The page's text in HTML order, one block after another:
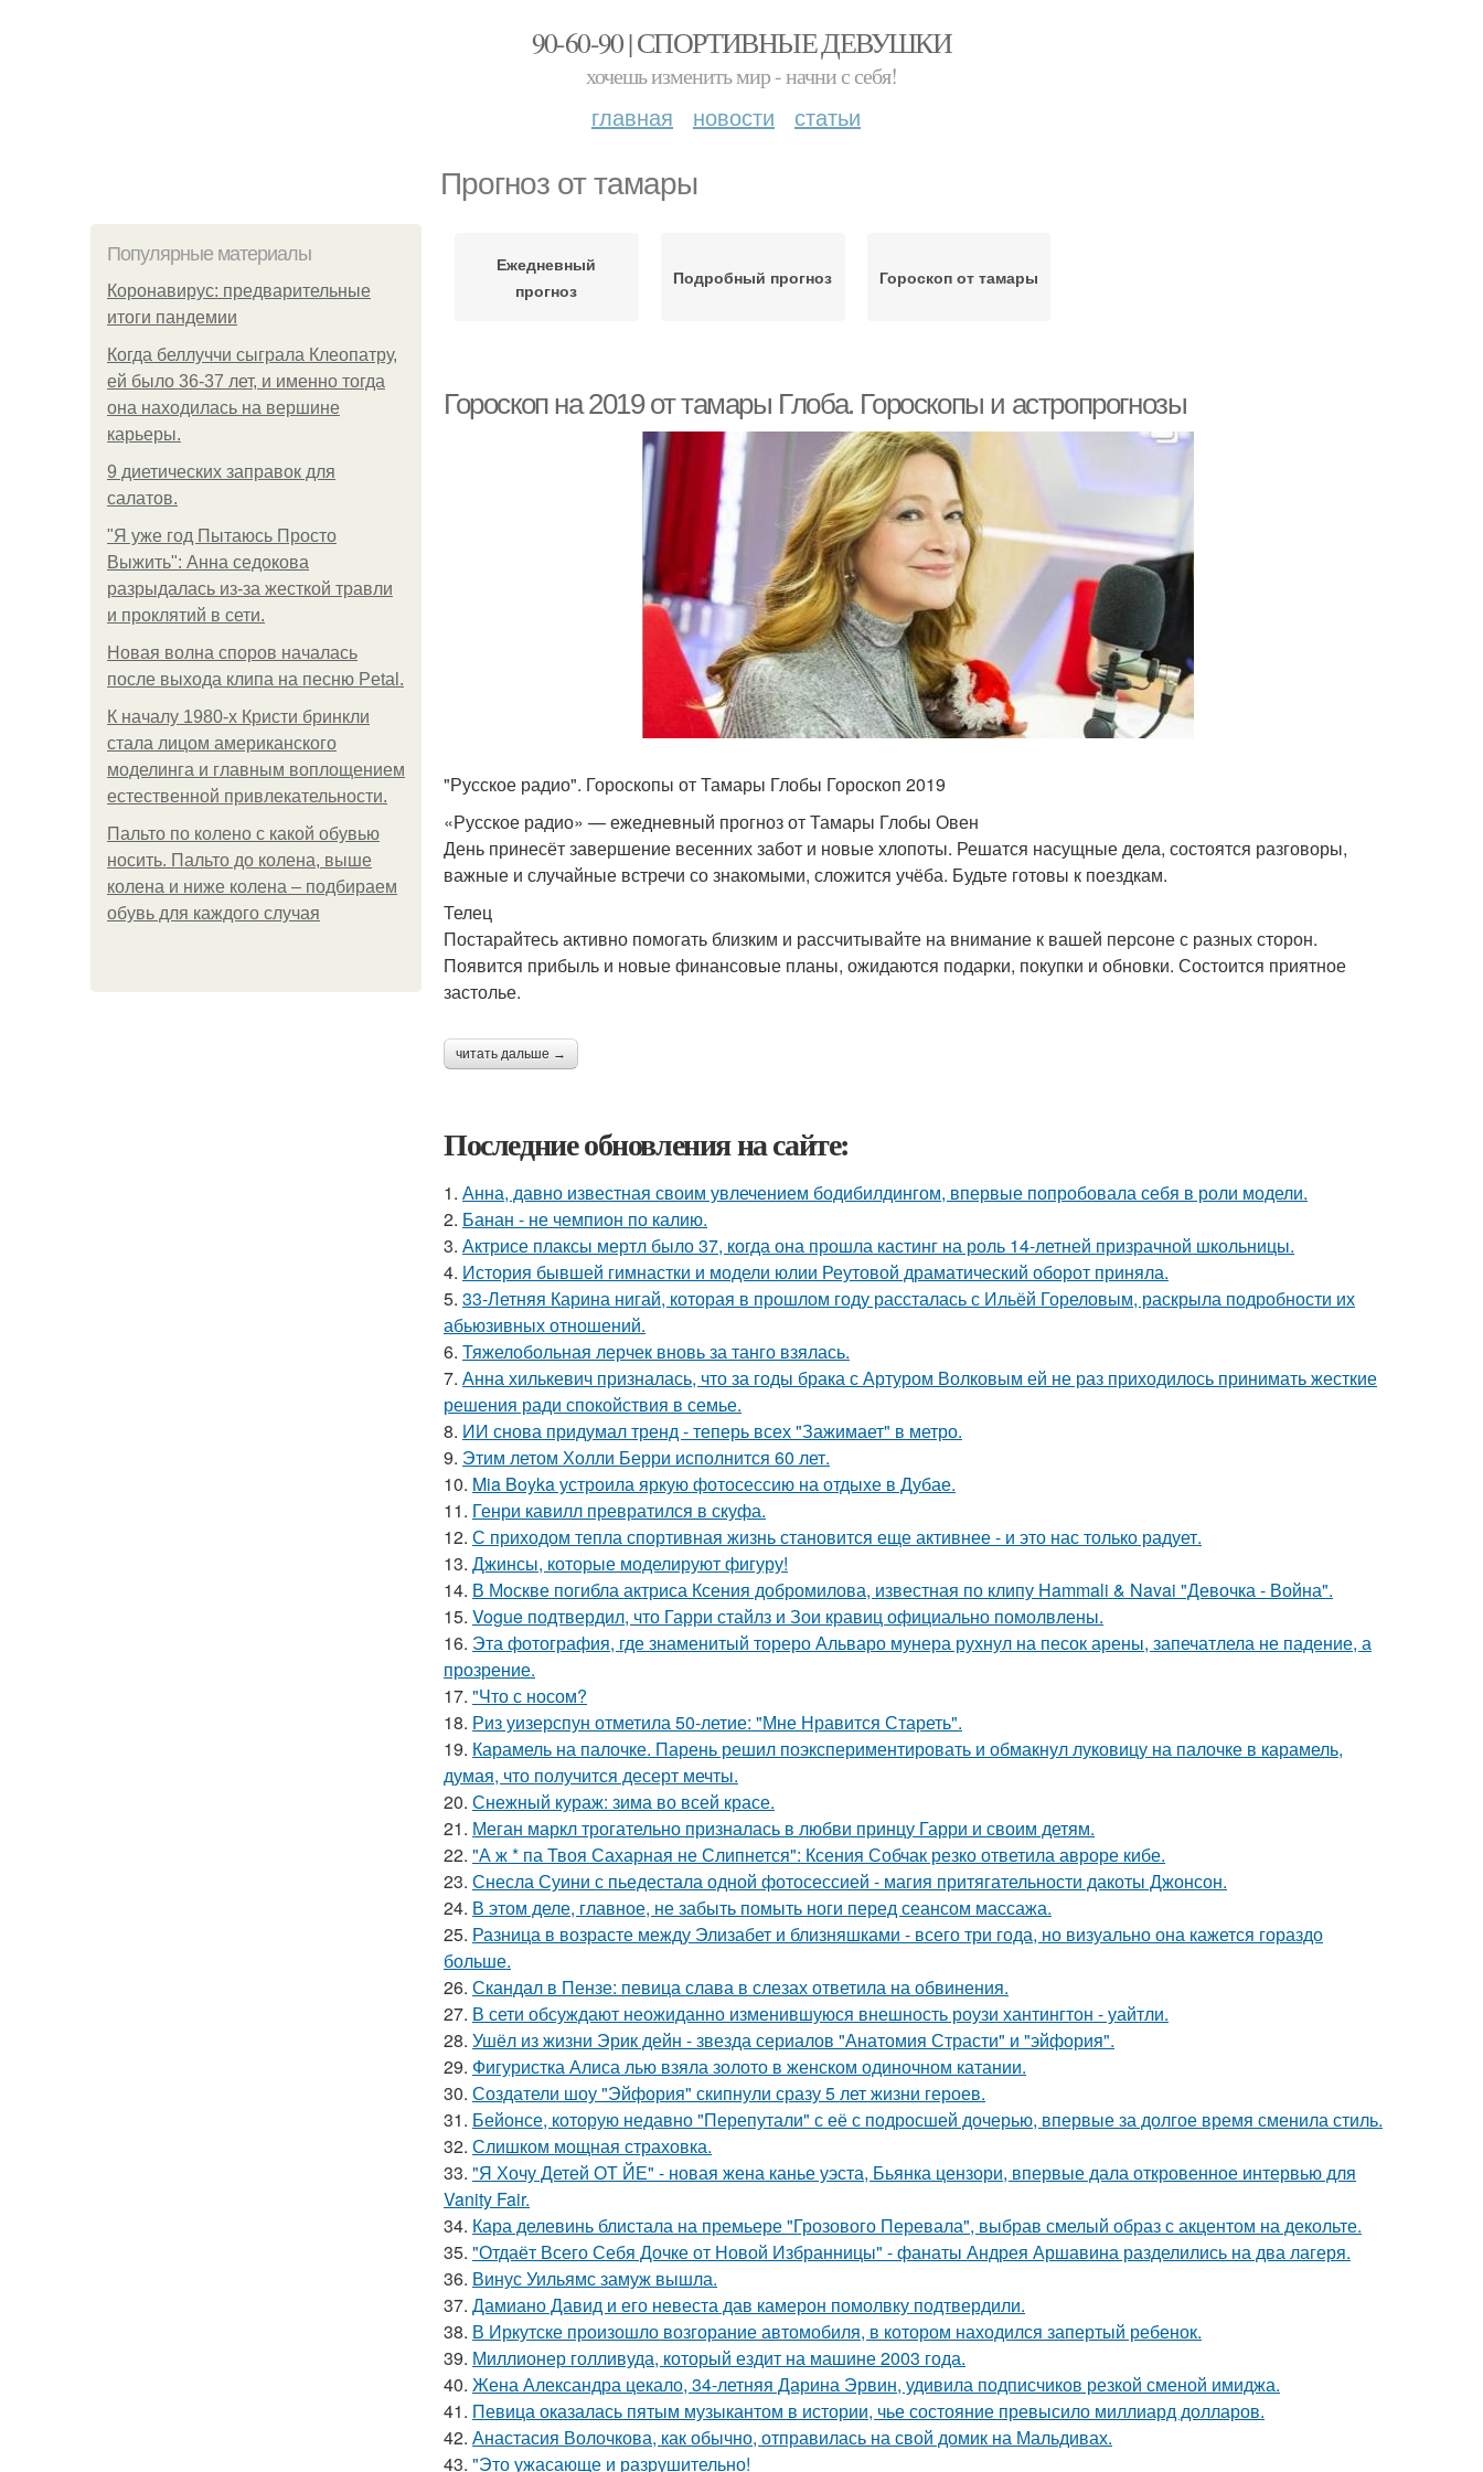
90-60-90 | СПОРТИВНЫЕ ДЕВУШКИ
хочешь изменить мир - начни с себя!
главная новости статьи
Прогноз от тамары
Популярные материалы
Коронавирус: предварительные
итоги пандемии
Когда беллуччи сыграла Клеопатру,
ей было 36-37 лет, и именно тогда
она находилась на вершине
карьеры.
9 диетических заправок для
салатов.
"Я уже год Пытаюсь Просто
Выжить": Анна седокова
разрыдалась из-за жесткой травли
и проклятий в сети.
Новая волна споров началась
после выхода клипа на песню Petal.
К началу 1980-х Кристи бринкли
стала лицом американского
моделинга и главным воплощением
естественной привлекательности.
Пальто по колено с какой обувью
носить. Пальто до колена, выше
колена и ниже колена – подбираем
обувь для каждого случая
Ежедневный
прогноз
Подробный прогноз Гороскоп от тамары
Гороскоп на 2019 от тамары Глоба. Гороскопы и астропрогнозы
"Русское радио". Гороскопы от Тамары Глобы Гороскоп 2019
«Русское радио» — ежедневный прогноз от Тамары Глобы Овен
День принесёт завершение весенних забот и новые хлопоты. Решатся насущные дела, состоятся разговоры,
важные и случайные встречи со знакомыми, сложится учёба. Будьте готовы к поездкам.
Телец
Постарайтесь активно помогать близким и рассчитывайте на внимание к вашей персоне с разных сторон.
Появится прибыль и новые финансовые планы, ожидаются подарки, покупки и обновки. Состоится приятное
застолье.
читать дальше →
Последние обновления на сайте:
1. Анна, давно известная своим увлечением бодибилдингом, впервые попробовала себя в роли модели.
2. Банан - не чемпион по калию.
3. Актрисе плаксы мертл было 37, когда она прошла кастинг на роль 14-летней призрачной школьницы.
4. История бывшей гимнастки и модели юлии Реутовой драматический оборот приняла.
5. 33-Летняя Карина нигай, которая в прошлом году рассталась с Ильёй Гореловым, раскрыла подробности их
абьюзивных отношений.
6. Тяжелобольная лерчек вновь за танго взялась.
7. Анна хилькевич призналась, что за годы брака с Артуром Волковым ей не раз приходилось принимать жесткие
решения ради спокойствия в семье.
8. ИИ снова придумал тренд - теперь всех "Зажимает" в метро.
9. Этим летом Холли Берри исполнится 60 лет.
10. Mia Boyka устроила яркую фотосессию на отдыхе в Дубае.
11. Генри кавилл превратился в скуфа.
12. С приходом тепла спортивная жизнь становится еще активнее - и это нас только радует.
13. Джинсы, которые моделируют фигуру!
14. В Москве погибла актриса Ксения добромилова, известная по клипу Hammali & Navai "Девочка - Война".
15. Vogue подтвердил, что Гарри стайлз и Зои кравиц официально помолвлены.
16. Эта фотография, где знаменитый тореро Альваро мунера рухнул на песок арены, запечатлела не падение, а
прозрение.
17. "Что с носом?
18. Риз уизерспун отметила 50-летие: "Мне Нравится Стареть".
19. Карамель на палочке. Парень решил поэкспериментировать и обмакнул луковицу на палочке в карамель,
думая, что получится десерт мечты.
20. Снежный кураж: зима во всей красе.
21. Меган маркл трогательно призналась в любви принцу Гарри и своим детям.
22. "А ж * па Твоя Сахарная не Слипнется": Ксения Собчак резко ответила авроре кибе.
23. Снесла Суини с пьедестала одной фотосессией - магия притягательности дакоты Джонсон.
24. В этом деле, главное, не забыть помыть ноги перед сеансом массажа.
25. Разница в возрасте между Элизабет и близняшками - всего три года, но визуально она кажется гораздо
больше.
26. Скандал в Пензе: певица слава в слезах ответила на обвинения.
27. В сети обсуждают неожиданно изменившуюся внешность роузи хантингтон - уайтли.
28. Ушёл из жизни Эрик дейн - звезда сериалов "Анатомия Страсти" и "эйфория".
29. Фигуристка Алиса лью взяла золото в женском одиночном катании.
30. Создатели шоу "Эйфория" скипнули сразу 5 лет жизни героев.
31. Бейонсе, которую недавно "Перепутали" с её с подросшей дочерью, впервые за долгое время сменила стиль.
32. Слишком мощная страховка.
33. "Я Хочу Детей ОТ ЙЕ" - новая жена канье уэста, Бьянка цензори, впервые дала откровенное интервью для
Vanity Fair.
34. Кара делевинь блистала на премьере "Грозового Перевала", выбрав смелый образ с акцентом на декольте.
35. "Отдаёт Всего Себя Дочке от Новой Избранницы" - фанаты Андрея Аршавина разделились на два лагеря.
36. Винус Уильямс замуж вышла.
37. Дамиано Давид и его невеста дав камерон помолвку подтвердили.
38. В Иркутске произошло возгорание автомобиля, в котором находился запертый ребенок.
39. Миллионер голливуда, который ездит на машине 2003 года.
40. Жена Александра цекало, 34-летняя Дарина Эрвин, удивила подписчиков резкой сменой имиджа.
41. Певица оказалась пятым музыкантом в истории, чье состояние превысило миллиард долларов.
42. Анастасия Волочкова, как обычно, отправилась на свой домик на Мальдивах.
43. "Это ужасающе и разрушительно!